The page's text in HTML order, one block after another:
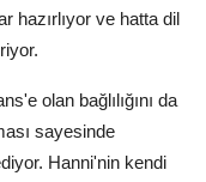
hazırlıyor ve hatta dil
olan bağlılığını da
sayesinde
Hanni'nin kendi